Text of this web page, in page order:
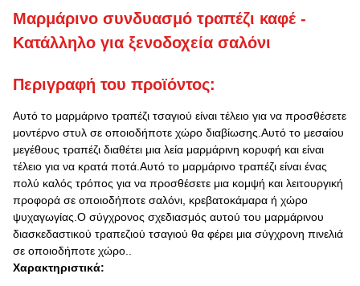
Μαρμάρινο συνδυασμό τραπέζι καφέ -
Κατάλληλο για ξενοδοχεία σαλόνι
Περιγραφή του προϊόντος:
Αυτό το μαρμάρινο τραπέζι τσαγιού είναι τέλειο για να προσθέσετε
μοντέρνο στυλ σε οποιοδήποτε χώρο διαβίωσης.Αυτό το μεσαίου
μεγέθους τραπέζι διαθέτει μια λεία μαρμάρινη κορυφή και είναι
τέλειο για να κρατά ποτά.Αυτό το μαρμάρινο τραπέζι είναι ένας
πολύ καλός τρόπος για να προσθέσετε μια κομψή και λειτουργική
προφορά σε οποιοδήποτε σαλόνι, κρεβατοκάμαρα ή χώρο
ψυχαγωγίας.Ο σύγχρονος σχεδιασμός αυτού του μαρμάρινου
διασκεδαστικού τραπεζιού τσαγιού θα φέρει μια σύγχρονη πινελιά
σε οποιοδήποτε χώρο..
Χαρακτηριστικά: